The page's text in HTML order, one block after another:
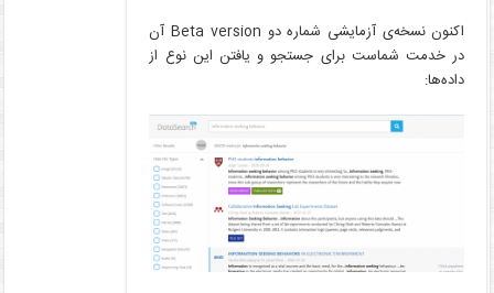
اکنون نسخه‌ی آزمایشی شماره دو Beta version آن
در خدمت شماست برای جستجو و یافتن این نوع از
داده‌ها: